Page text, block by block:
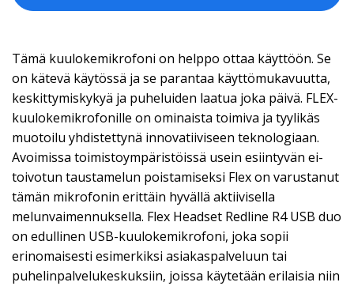
Tämä kuulokemikrofoni on helppo ottaa käyttöön. Se
on kätevä käytössä ja se parantaa käyttömukavuutta,
keskittymiskykyä ja puheluiden laatua joka päivä. FLEX-
kuulokemikrofonille on ominaista toimiva ja tyylikäs
muotoilu yhdistettynä innovatiiviseen teknologiaan.
Avoimissa toimistoympäristöissä usein esiintyvän ei-
toivotun taustamelun poistamiseksi Flex on varustanut
tämän mikrofonin erittäin hyvällä aktiivisella
melunvaimennuksella. Flex Headset Redline R4 USB duo
on edullinen USB-kuulokemikrofoni, joka sopii
erinomaisesti esimerkiksi asiakaspalveluun tai
puhelinpalvelukeskuksiin, joissa käytetään erilaisia niin